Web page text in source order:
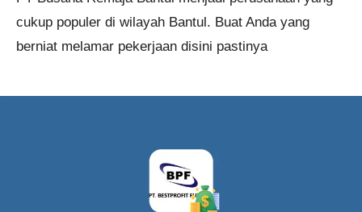
cukup populer di wilayah Bantul. Buat Anda yang
berniat melamar pekerjaan disini pastinya